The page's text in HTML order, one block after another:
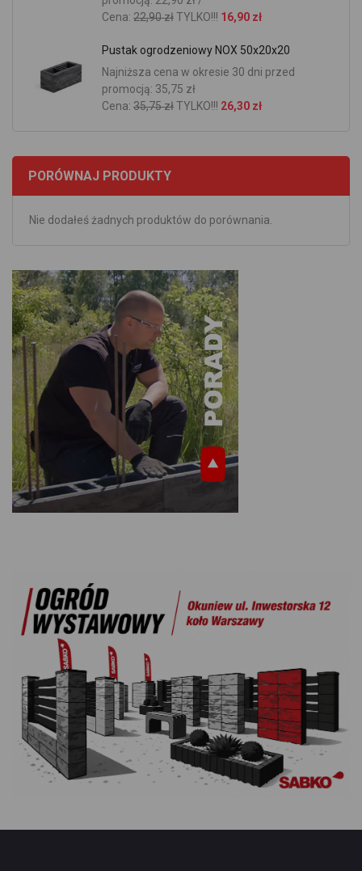
Cena: 22,90 złTYLKO!!! 16,90 zł
Pustak ogrodzeniowy NOX 50x20x20
Najniższa cena w okresie 30 dni przed
promocją: 35,75 zł
Cena: 35,75 złTYLKO!!! 26,30 zł
PORÓWNAJ PRODUKTY
Nie dodałeś żadnych produktów do porównania.